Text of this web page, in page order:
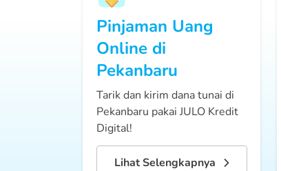
Pinjaman Uang
Online di
Pekanbaru
Tarik dan kirim dana tunai di
Pekanbaru pakai JULO Kredit
Digital!
Lihat Selengkapnya